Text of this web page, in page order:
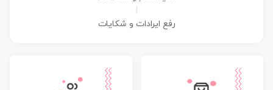
رفع ایرادات و شکایات